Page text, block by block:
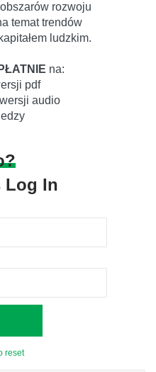
rozwoju
temat trendów
ludzkim.
na:
pdf
audio
Log In
reset